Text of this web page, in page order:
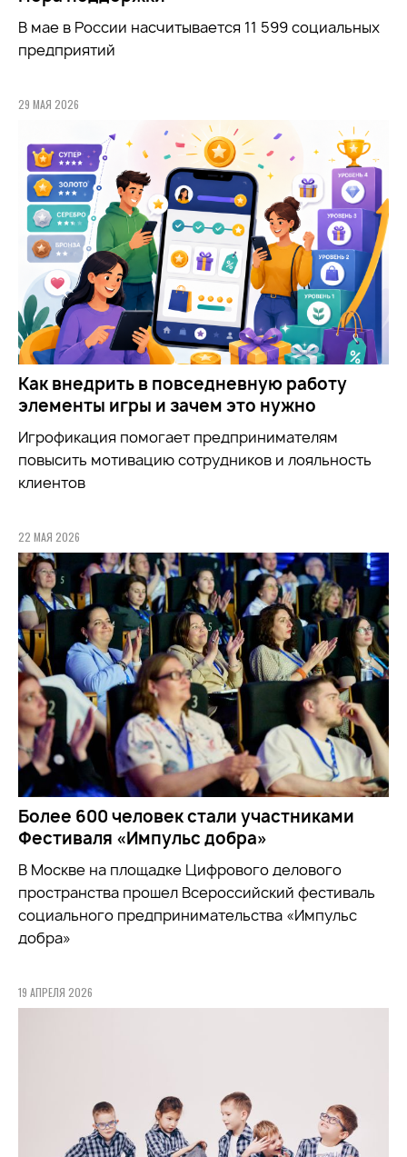
В мае в России насчитывается 11 599 социальных
предприятий
29 МАЯ 2026
Как внедрить в повседневную работу
элементы игры и зачем это нужно
Игрофикация помогает предпринимателям
повысить мотивацию сотрудников и лояльность
клиентов
22 МАЯ 2026
Более 600 человек стали участниками
Фестиваля «Импульс добра»
В Москве на площадке Цифрового делового
пространства прошел Всероссийский фестиваль
социального предпринимательства «Импульс
добра»
19 АПРЕЛЯ 2026